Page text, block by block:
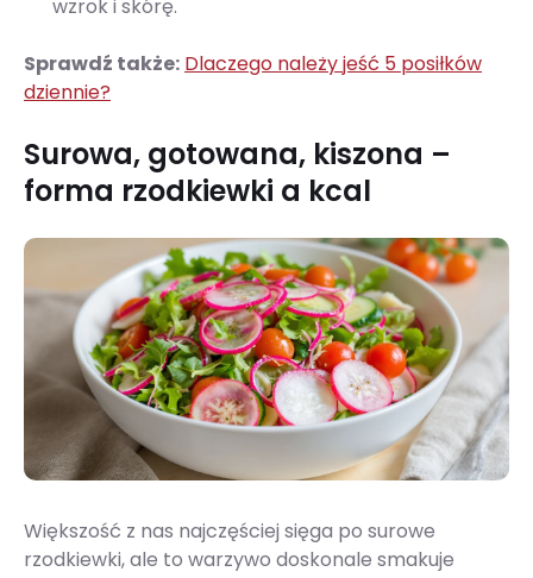
wzrok i skórę.
Sprawdź także: Dlaczego należy jeść 5 posiłków
dziennie?
Surowa, gotowana, kiszona –
forma rzodkiewki a kcal
Większość z nas najczęściej sięga po surowe
rzodkiewki, ale to warzywo doskonale smakuje